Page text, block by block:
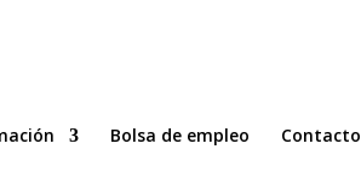
Bolsa de empleo Contacto